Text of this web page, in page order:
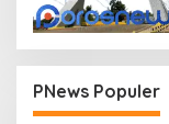
PNews Populer